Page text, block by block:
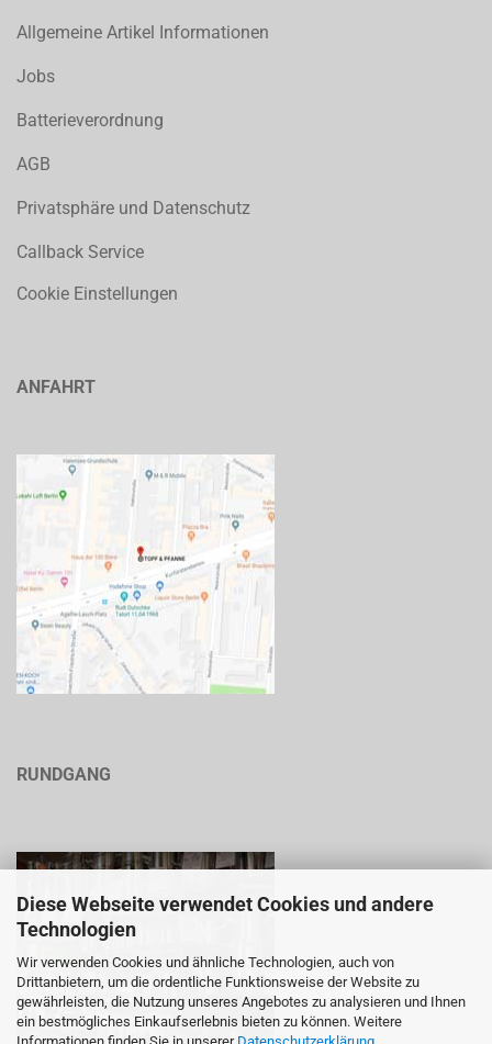
Diese Webseite verwendet Cookies und andere
Technologien
Wir verwenden Cookies und ähnliche Technologien, auch von
Drittanbietern, um die ordentliche Funktionsweise der Website zu
gewährleisten, die Nutzung unseres Angebotes zu analysieren und Ihnen
ein bestmögliches Einkaufserlebnis bieten zu können. Weitere
Informationen finden Sie in unserer Datenschutzerklärung
Allgemeine Artikel Informationen
Jobs
Batterieverordnung
AGB
Privatsphäre und Datenschutz
Callback Service
Cookie Einstellungen
ANFAHRT
RUNDGANG